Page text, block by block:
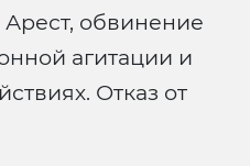
Арест, обвинение
агитации и
Отказ от